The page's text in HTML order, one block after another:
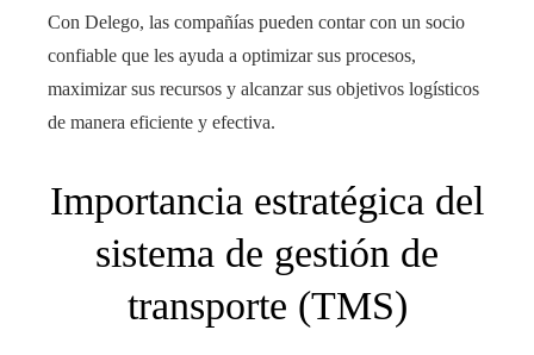
Con Delego, las compañías pueden contar con un socio
confiable que les ayuda a optimizar sus procesos,
maximizar sus recursos y alcanzar sus objetivos logísticos
de manera eficiente y efectiva.
Importancia estratégica del
sistema de gestión de
transporte (TMS)